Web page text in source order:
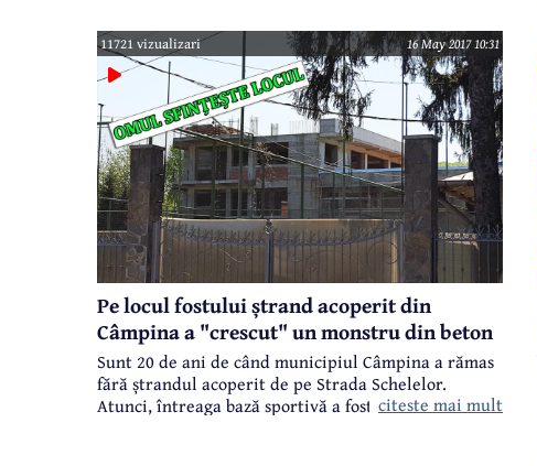
Grigorescu".
11721 vizualizari 16 May 2017 10:31
Pe locul fostului ștrand acoperit din
Câmpina a "crescut" un monstru din beton
Sunt 20 de ani de când municipiul Câmpina a rămas
fără ștrandul acoperit de pe Strada Schelelor.
Atunci, întreaga bază sportivă a fostei societăți IRUE
citeste mai mult